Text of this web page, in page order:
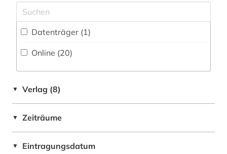
germanistik (5)
geschichte (5)
gräzistik (2)
iberoromanistik (4)
Italien (2)
Japan (1)
Polen (1)
Datenträger (1)
Online (20)
▼ Verlag (8)
▼ Zeiträume
▼ Eintragungsdatum